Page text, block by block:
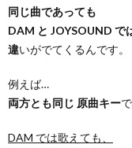
同じ曲であっても
DAM と JOYSOUND で
違いがでてくるんです。
例えば…
両方とも同じ 原曲キー
DAM では歌えても、